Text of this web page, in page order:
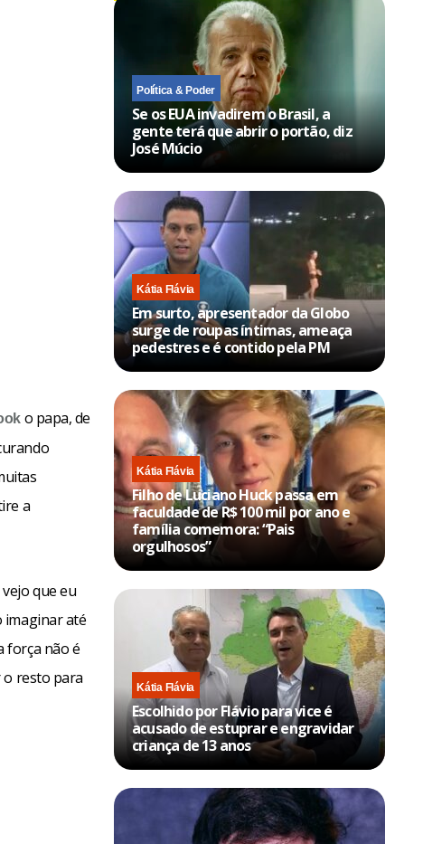
o papa, de
a
que eu
imaginar até
força não é
o resto para
Política & Poder
Se os EUA invadirem o Brasil, a
gente terá que abrir o portão, diz
José Múcio
Kátia Flávia
Em surto, apresentador da Globo
surge de roupas íntimas, ameaça
pedestres e é contido pela PM
Kátia Flávia
Filho de Luciano Huck passa em
faculdade de R$ 100 mil por ano e
família comemora: “Pais
orgulhosos”
Kátia Flávia
Escolhido por Flávio para vice é
acusado de estuprar e engravidar
criança de 13 anos